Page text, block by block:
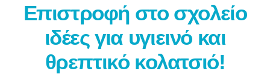
Επιστροφή στο σχολείο
ιδέες για υγιεινό και
θρεπτικό κολατσιό!